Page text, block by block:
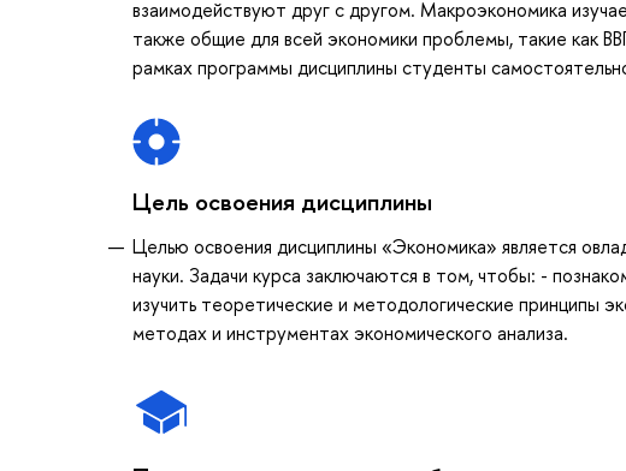
взаимодействуют друг с другом. Макроэкономика
также общие для всей экономики проблемы, такие как
рамках программы дисциплины студенты
Цель освоения дисциплины
Целью освоения дисциплины «Экономика» является
науки. Задачи курса заключаются в том, чтобы: -
изучить теоретические и методологические принципы
методах и инструментах экономического анализа.